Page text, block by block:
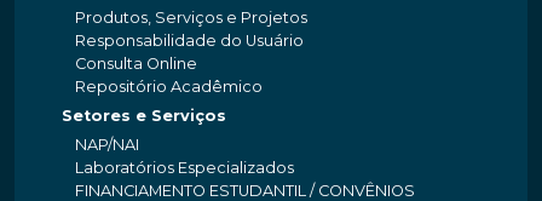
Produtos, Serviços e Projetos
Responsabilidade do Usuário
Consulta Online
Repositório Acadêmico
Setores e Serviços
NAP/NAI
Laboratórios Especializados
FINANCIAMENTO ESTUDANTIL / CONVÊNIOS